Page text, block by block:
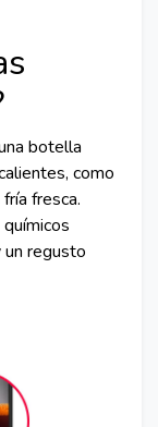
botella
como
fresca.
regusto